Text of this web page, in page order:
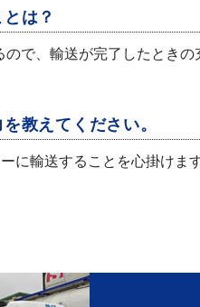
は？
で、輸送が完了したときの
教えてください。
に輸送することを心掛けます